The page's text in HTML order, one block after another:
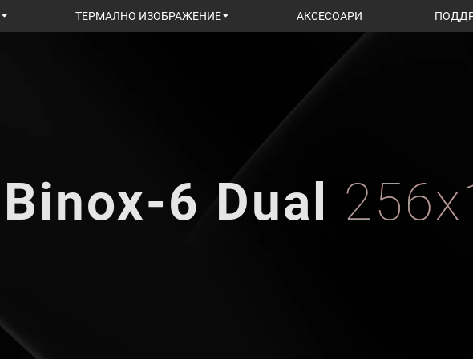
ТЕРМАЛНО ИЗОБРАЖЕНИЕ АКСЕСОАРИ
Binox-6 Dual